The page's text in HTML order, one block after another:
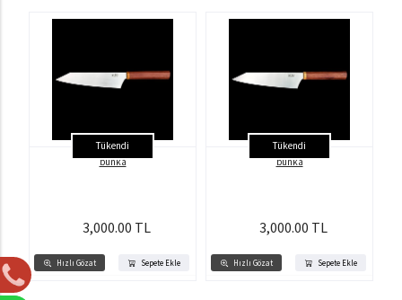
Tükendi
Hızlı Gözat Sepete Ekle
bunka
3,000.00 TL
Tükendi
Hızlı Gözat Sepete Ekle
bunka
3,000.00 TL